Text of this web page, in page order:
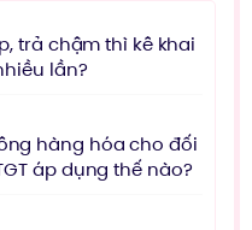
trả chậm thì kê khai
lần?
hàng hóa cho đối
áp dụng thế nào?